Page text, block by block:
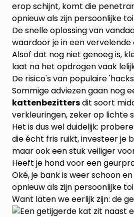
erop schijnt, komt die
opnieuw als zijn persoonlijke
De snelle oplossing van
waardoor je in een
Alsof dat nog niet genoeg is,
laat na het opdrogen vaak
De risico's van populaire
Sommige adviezen gaan nog
kattenbezittersdit soort
verkleuringen, zeker op lichte
Het is dus wel duidelijk:
die écht fris ruikt, investeer je
maar ook een stuk veiliger
Heeft je hond voor een
Oké, je bank is weer schoon
opnieuw als zijn persoonlijke
Want laten we eerlijk zijn: de